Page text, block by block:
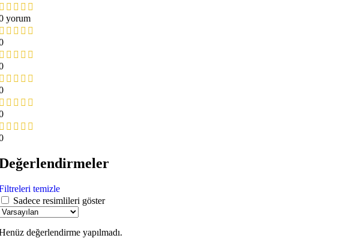
yorum
temizle
Sadece resimlileri göster
değerlendirme yapılmadı.